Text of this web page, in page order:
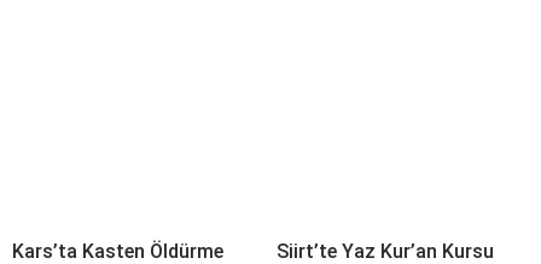
Kars’ta Kasten Öldürme
Siirt’te Yaz Kur’an Kursu